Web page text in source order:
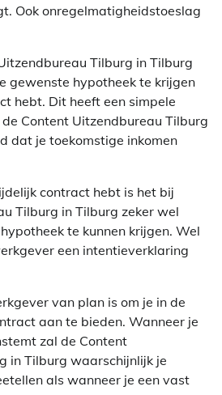
Ook onregelmatigheidstoeslag
Tilburg in Tilburg
gewenste hypotheek te krijgen
hebt. Dit heeft een simpele
Content Uitzendbureau Tilburg
dat je toekomstige inkomen
contract hebt is het bij
Tilburg in Tilburg zeker wel
te kunnen krijgen. Wel
een intentieverklaring
van plan is om je in de
aan te bieden. Wanneer je
zal de Content
in Tilburg waarschijnlijk je
als wanneer je een vast